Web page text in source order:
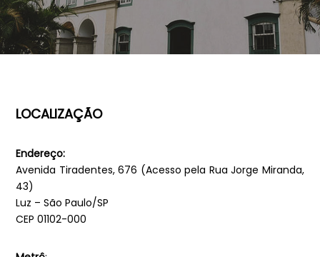
LOCALIZAÇÃO
Endereço:
Avenida Tiradentes, 676 (Acesso pela Rua Jorge Miranda,
43)
Luz – São Paulo/SP
CEP 01102-000